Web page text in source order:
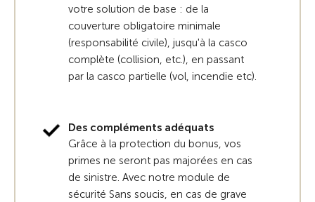
votre solution de base : de la
couverture obligatoire minimale
(responsabilité civile), jusqu'à la casco
complète (collision, etc.), en passant
par la casco partielle (vol, incendie etc).
Des compléments adéquats
Grâce à la protection du bonus, vos
primes ne seront pas majorées en cas
de sinistre. Avec notre module de
sécurité Sans soucis, en cas de grave